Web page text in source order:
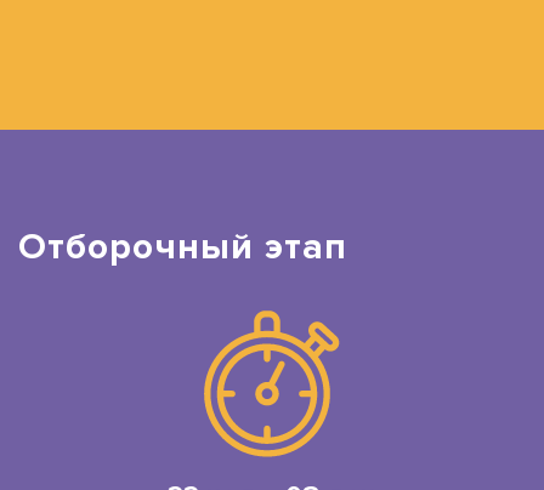
Отборочный этап